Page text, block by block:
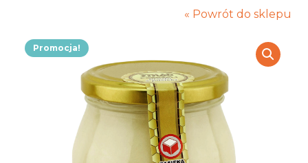
« Powrót do sklepu
Promocja!